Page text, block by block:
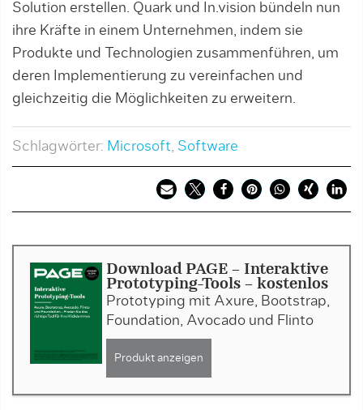
Solution erstellen. Quark und In.vision bündeln nun
ihre Kräfte in einem Unternehmen, indem sie
Produkte und Technologien zusammenführen, um
deren Implementierung zu vereinfachen und
gleichzeitig die Möglichkeiten zu erweitern.
Schlagwörter: Microsoft, Software
Download PAGE - Interaktive
Prototyping-Tools - kostenlos
Prototyping mit Axure, Bootstrap,
Foundation, Avocado und Flinto
Produkt anzeigen